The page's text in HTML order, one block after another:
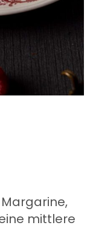
mittlere